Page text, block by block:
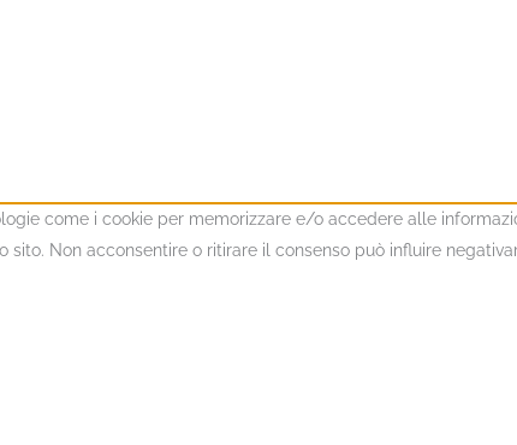
come i cookie per memorizzare e/o accedere alle
Non acconsentire o ritirare il consenso può influire